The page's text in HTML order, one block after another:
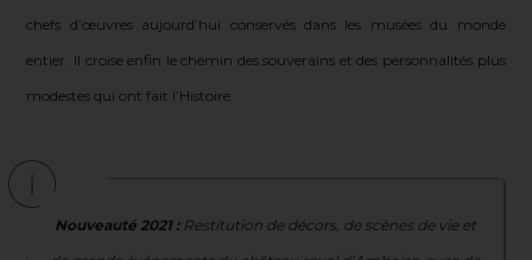
chefs d’œuvres aujourd’hui conservés dans les musées du monde
entier. Il croise enfin le chemin des souverains et des personnalités plus
modestes qui ont fait l’Histoire.
Nouveauté 2021 :Restitution de décors, de scènes de vie et